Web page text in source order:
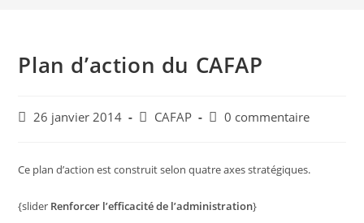
Plan d’action du CAFAP
26 janvier 2014 CAFAP 0 commentaire
Ce plan d’action est construit selon quatre axes stratégiques.
{slider Renforcer l’efficacité de l’administration}